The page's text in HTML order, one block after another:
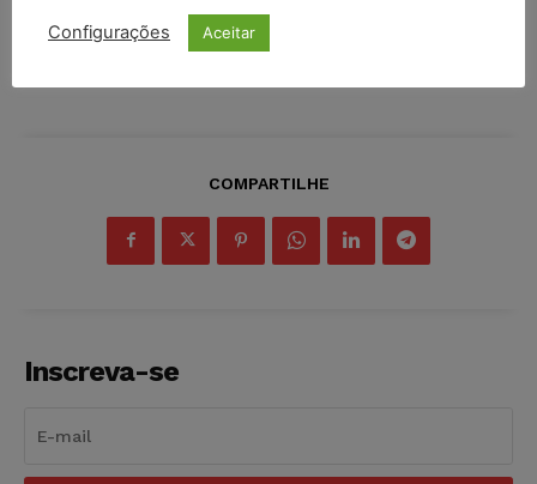
COMPARTILHE
Inscreva-se
Configurações Aceitar